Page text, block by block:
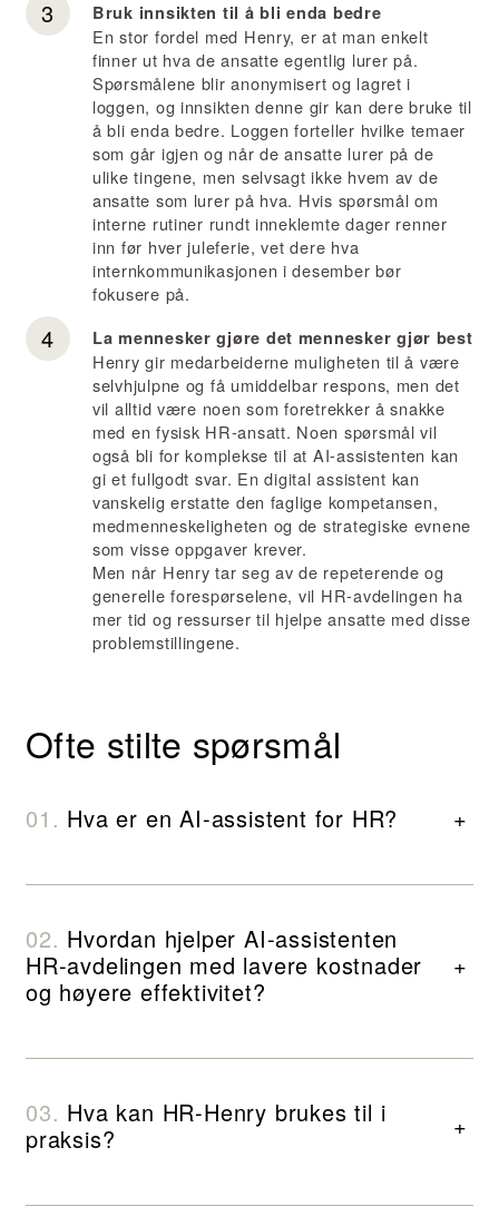
Bruk innsikten til å bli enda bedre
En stor fordel med Henry, er at man enkelt
finner ut hva de ansatte egentlig lurer på.
Spørsmålene blir anonymisert og lagret i
loggen, og innsikten denne gir kan dere bruke til
å bli enda bedre. Loggen forteller hvilke temaer
som går igjen og når de ansatte lurer på de
ulike tingene, men selvsagt ikke hvem av de
ansatte som lurer på hva. Hvis spørsmål om
interne rutiner rundt inneklemte dager renner
inn før hver juleferie, vet dere hva
internkommunikasjonen i desember bør
fokusere på.
La mennesker gjøre det mennesker gjør best
Henry gir medarbeiderne muligheten til å være
selvhjulpne og få umiddelbar respons, men det
vil alltid være noen som foretrekker å snakke
med en fysisk HR-ansatt. Noen spørsmål vil
også bli for komplekse til at AI-assistenten kan
gi et fullgodt svar. En digital assistent kan
vanskelig erstatte den faglige kompetansen,
medmenneskeligheten og de strategiske evnene
som visse oppgaver krever.
Men når Henry tar seg av de repeterende og
generelle forespørselene, vil HR-avdelingen ha
mer tid og ressurser til hjelpe ansatte med disse
problemstillingene.
Ofte stilte spørsmål
Hva er en AI-assistent for HR? +
Hvordan hjelper AI-assistenten
HR-avdelingen med lavere kostnader
og høyere effektivitet?
+
Hva kan HR-Henry brukes til i
praksis?
+